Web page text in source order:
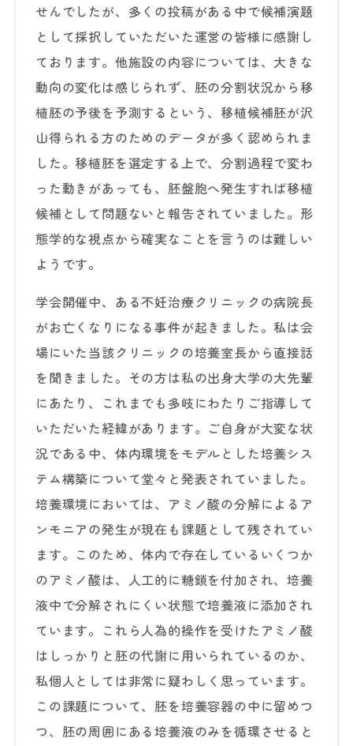
せんでしたが、多くの投稿がある中で候補演題
として採択していただいた運営の皆様に感謝し
ております。他施設の内容については、大きな
動向の変化は感じられず、胚の分割状況から移
植胚の予後を予測するという、移植候補胚が沢
山得られる方のためのデータが多く認められま
した。移植胚を選定する上で、分割過程で変わ
った動きがあっても、胚盤胞へ発生すれば移植
候補として問題ないと報告されていました。形
態学的な視点から確実なことを言うのは難しい
ようです。
学会開催中、ある不妊治療クリニックの病院長
がお亡くなりになる事件が起きました。私は会
場にいた当該クリニックの培養室長から直接話
を聞きました。その方は私の出身大学の大先輩
にあたり、これまでも多岐にわたりご指導して
いただいた経緯があります。ご自身が大変な状
況である中、体内環境をモデルとした培養シス
テム構築について堂々と発表されていました。
培養環境においては、アミノ酸の分解によるア
ンモニアの発生が現在も課題として残されてい
ます。このため、体内で存在しているいくつか
のアミノ酸は、人工的に糖鎖を付加され、培養
液中で分解されにくい状態で培養液に添加され
ています。これら人為的操作を受けたアミノ酸
はしっかりと胚の代謝に用いられているのか、
私個人としては非常に疑わしく思っています。
この課題について、胚を培養容器の中に留めつ
つ、胚の周囲にある培養液のみを循環させると